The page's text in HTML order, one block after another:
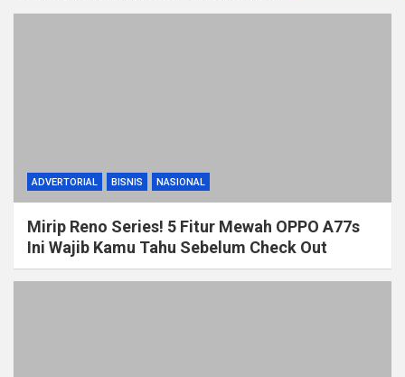
ADVERTORIAL BISNIS NASIONAL
Mirip Reno Series! 5 Fitur Mewah OPPO A77s
Ini Wajib Kamu Tahu Sebelum Check Out